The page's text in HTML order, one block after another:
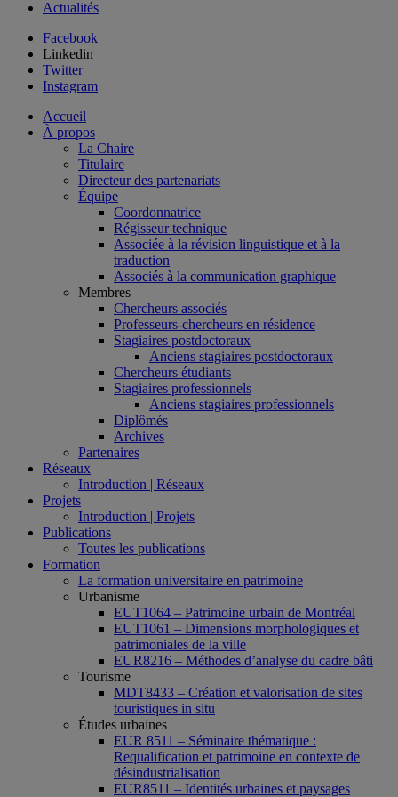
Actualités
Facebook
Linkedin
Twitter
Instagram
Accueil
À propos
La Chaire
Titulaire
Directeur des partenariats
Équipe
Coordonnatrice
Régisseur technique
Associée à la révision linguistique et à la
traduction
Associés à la communication graphique
Membres
Chercheurs associés
Professeurs-chercheurs en résidence
Stagiaires postdoctoraux
Anciens stagiaires postdoctoraux
Chercheurs étudiants
Stagiaires professionnels
Anciens stagiaires professionnels
Diplômés
Archives
Partenaires
Réseaux
Introduction | Réseaux
Projets
Introduction | Projets
Publications
Toutes les publications
Formation
La formation universitaire en patrimoine
Urbanisme
EUT1064 – Patrimoine urbain de Montréal
EUT1061 – Dimensions morphologiques et
patrimoniales de la ville
EUR8216 – Méthodes d’analyse du cadre bâti
Tourisme
MDT8433 – Création et valorisation de sites
touristiques in situ
Études urbaines
EUR 8511 – Séminaire thématique :
Requalification et patrimoine en contexte de
désindustrialisation
EUR8511 – Identités urbaines et paysages